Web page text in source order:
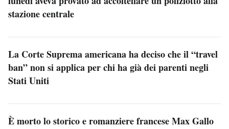
stazione centrale
La Corte Suprema americana ha deciso che il “travel
ban” non si applica per chi ha già dei parenti negli
Stati Uniti
È morto lo storico e romanziere francese Max Gallo